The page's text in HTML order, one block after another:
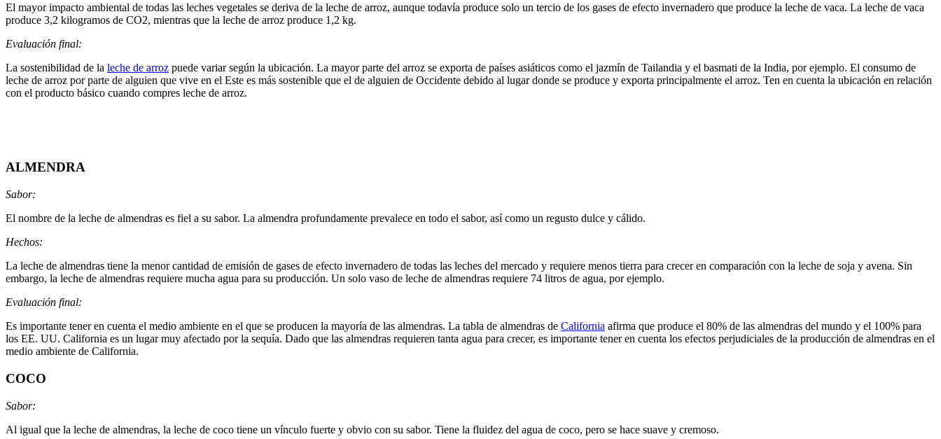
El mayor impacto ambiental de todas las leches vegetales se deriva de la leche de arroz, aunque todavía produce solo un tercio de los gases de efecto invernadero que produce la leche de vaca. La leche de vaca
produce 3,2 kilogramos de CO2, mientras que la leche de arroz produce 1,2 kg.
Evaluación final:
La sostenibilidad de la leche de arroz puede variar según la ubicación. La mayor parte del arroz se exporta de países asiáticos como el jazmín de Tailandia y el basmati de la India, por ejemplo. El consumo de
leche de arroz por parte de alguien que vive en el Este es más sostenible que el de alguien de Occidente debido al lugar donde se produce y exporta principalmente el arroz. Ten en cuenta la ubicación en relación
con el producto básico cuando compres leche de arroz.
ALMENDRA
Sabor:
El nombre de la leche de almendras es fiel a su sabor. La almendra profundamente prevalece en todo el sabor, así como un regusto dulce y cálido.
Hechos:
La leche de almendras tiene la menor cantidad de emisión de gases de efecto invernadero de todas las leches del mercado y requiere menos tierra para crecer en comparación con la leche de soja y avena. Sin
embargo, la leche de almendras requiere mucha agua para su producción. Un solo vaso de leche de almendras requiere 74 litros de agua, por ejemplo.
Evaluación final:
Es importante tener en cuenta el medio ambiente en el que se producen la mayoría de las almendras. La tabla de almendras de California afirma que produce el 80% de las almendras del mundo y el 100% para
los EE. UU. California es un lugar muy afectado por la sequía. Dado que las almendras requieren tanta agua para crecer, es importante tener en cuenta los efectos perjudiciales de la producción de almendras en el
medio ambiente de California.
COCO
Sabor:
Al igual que la leche de almendras, la leche de coco tiene un vínculo fuerte y obvio con su sabor. Tiene la fluidez del agua de coco, pero se hace suave y cremoso.